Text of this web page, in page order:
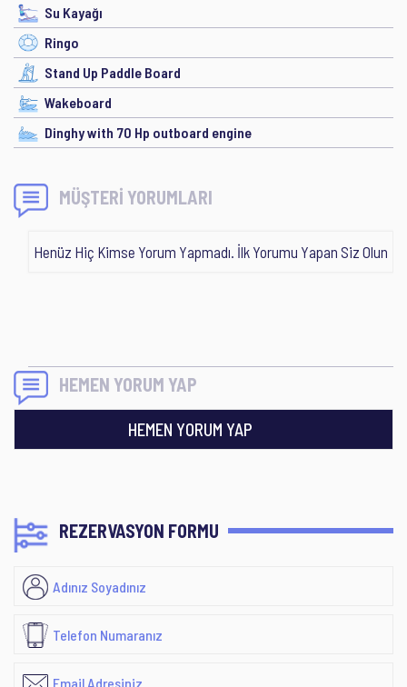
Su Kayağı
Ringo
Stand Up Paddle Board
Wakeboard
Dinghy with 70 Hp outboard engine
MÜŞTERİ YORUMLARI
Henüz Hiç Kimse Yorum Yapmadı. İlk Yorumu Yapan Siz Olun
HEMEN YORUM YAP
HEMEN YORUM YAP
REZERVASYON FORMU